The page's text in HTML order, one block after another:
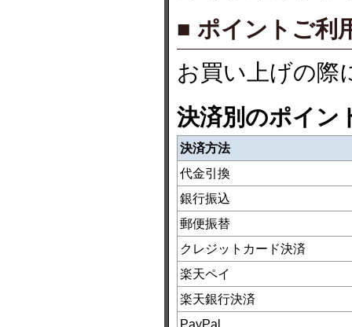
■ ポイントご利
お買い上げの際
決済別のポイン
決済方法
代金引換
銀行振込
郵便振替
クレジットカード決済
楽天ペイ
楽天銀行決済
PayPal